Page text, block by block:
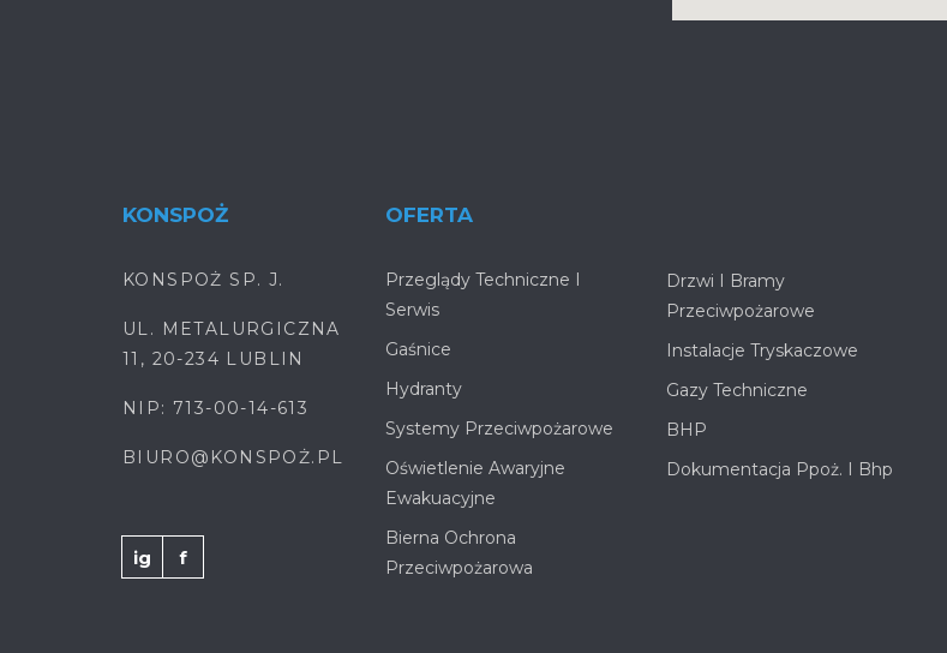
KONSPOŻ
KONSPOŻ SP. J.
UL. METALURGICZNA
11, 20-234 LUBLIN
NIP: 713-00-14-613
BIURO@KONSPOŻ.PL
ig f
OFERTA
Przeglądy Techniczne I
Serwis
Gaśnice
Hydranty
Systemy Przeciwpożarowe
Oświetlenie Awaryjne
Ewakuacyjne
Bierna Ochrona
Przeciwpożarowa
Drzwi I Bramy
Przeciwpożarowe
Instalacje Tryskaczowe
Gazy Techniczne
BHP
Dokumentacja Ppoż. I Bhp